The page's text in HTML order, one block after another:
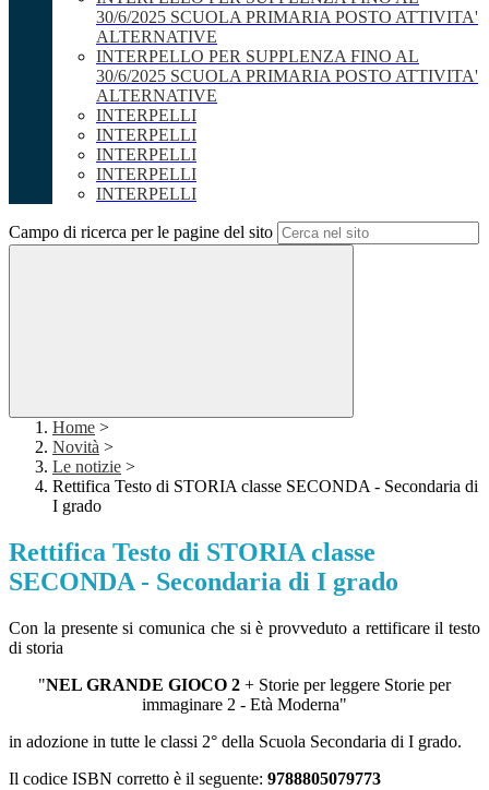
30/6/2025 SCUOLA PRIMARIA POSTO ATTIVITA'
ALTERNATIVE
INTERPELLO PER SUPPLENZA FINO AL
30/6/2025 SCUOLA PRIMARIA POSTO ATTIVITA'
ALTERNATIVE
INTERPELLI
INTERPELLI
INTERPELLI
INTERPELLI
INTERPELLI
Campo di ricerca per le pagine del sito
Home >
Novità >
Le notizie >
Rettifica Testo di STORIA classe SECONDA - Secondaria di
I grado
Rettifica Testo di STORIA classe
SECONDA - Secondaria di I grado
Con la presente si comunica che si è provveduto a rettificare il testo
di storia
"NEL GRANDE GIOCO 2 + Storie per leggere Storie per
immaginare 2 - Età Moderna"
in adozione in tutte le classi 2° della Scuola Secondaria di I grado.
Il codice ISBN corretto è il seguente: 9788805079773